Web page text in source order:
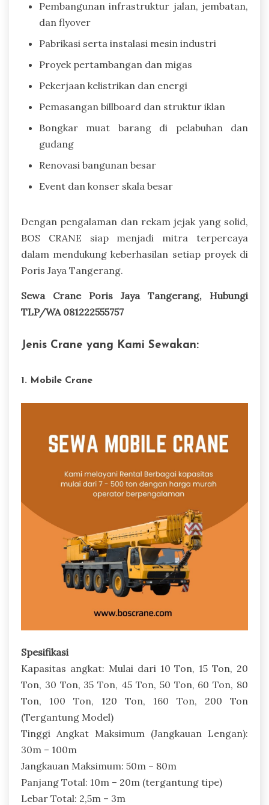
Pembangunan infrastruktur jalan, jembatan,
dan flyover
Pabrikasi serta instalasi mesin industri
Proyek pertambangan dan migas
Pekerjaan kelistrikan dan energi
Pemasangan billboard dan struktur iklan
Bongkar muat barang di pelabuhan dan
gudang
Renovasi bangunan besar
Event dan konser skala besar
Dengan pengalaman dan rekam jejak yang solid,
BOS CRANE siap menjadi mitra terpercaya
dalam mendukung keberhasilan setiap proyek di
Poris Jaya Tangerang.
Sewa Crane Poris Jaya Tangerang, Hubungi
TLP/WA 081222555757
Jenis Crane yang Kami Sewakan:
1. Mobile Crane
Spesifikasi
Kapasitas angkat: Mulai dari 10 Ton, 15 Ton, 20
Ton, 30 Ton, 35 Ton, 45 Ton, 50 Ton, 60 Ton, 80
Ton, 100 Ton, 120 Ton, 160 Ton, 200 Ton
(Tergantung Model)
Tinggi Angkat Maksimum (Jangkauan Lengan):
30m – 100m
Jangkauan Maksimum: 50m – 80m
Panjang Total: 10m – 20m (tergantung tipe)
Lebar Total: 2,5m – 3m